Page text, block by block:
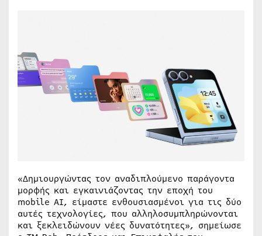
«Δημιουργώντας τον αναδιπλούμενο παράγοντα
μορφής και εγκαινιάζοντας την εποχή του
mobile AI, είμαστε ενθουσιασμένοι για τις δύο
αυτές τεχνολογίες, που αλληλοσυμπληρώνονται
και ξεκλειδώνουν νέες δυνατότητες», σημείωσε